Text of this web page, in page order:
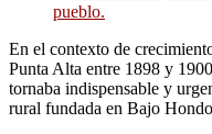
En el contexto de
Punta Alta entre 1898 y
tornaba indispensable y
rural fundada en Bajo